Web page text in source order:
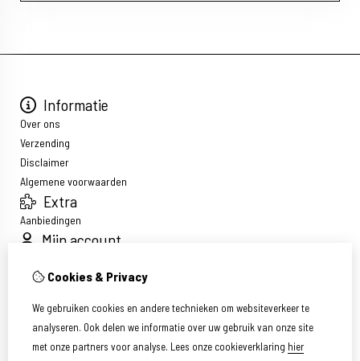
Informatie
Over ons
Verzending
Disclaimer
Algemene voorwaarden
Extra
Aanbiedingen
Mijn account
Bestelhistorie
Nieuwsbrief
Klantenservice
Contact
Cookies & Privacy
We gebruiken cookies en andere technieken om websiteverkeer te
analyseren. Ook delen we informatie over uw gebruik van onze site
met onze partners voor analyse. Lees onze cookieverklaring hier